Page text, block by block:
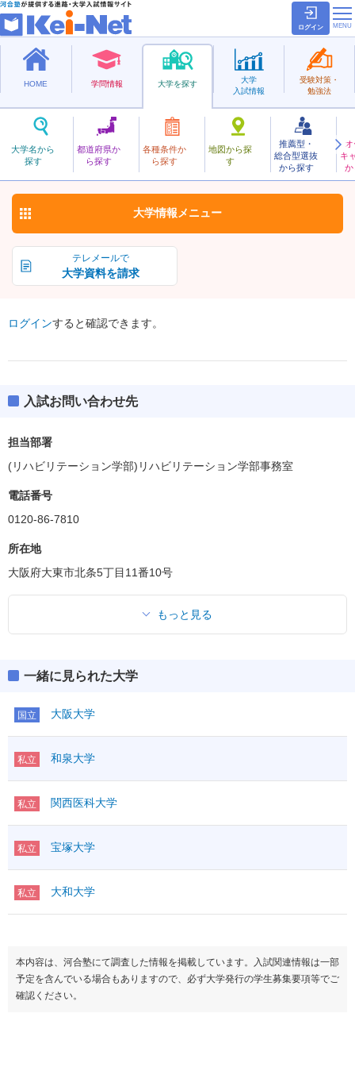
ログイン
HOME 学問情報 大学を探す
大学名から
探す
都道府県か
ら探す
各種条件か
ら探す
地図から探
す
推薦型・
総合型選抜
から探す
キ
か
大学
入試情報
受験対策・
勉強法
私立
しじょうなわてがくえん
四條畷学園大学 お気に入り
テレメールで
大学資料を請求
大学情報 メニュー
ログインすると確認できます。
入試お問い合わせ先
担当部署
(リハビリテーション学部)リハビリテーション学部事務室
電話番号
0120-86-7810
所在地
大阪府大東市北条5丁目11番10号
もっと見る
一緒に見られた大学
国立 大阪大学
私立 和泉大学
私立 関西医科大学
私立 宝塚大学
私立 大和大学
本内容は、河合塾にて調査した情報を掲載しています。入試関連情報は一部
予定を含んでいる場合もありますので、必ず大学発行の学生募集要項等でご
確認ください。